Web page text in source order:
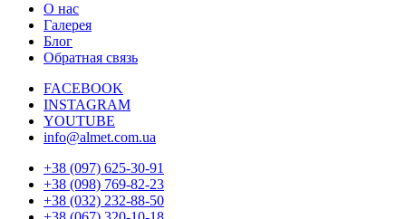
О нас
Галерея
Блог
Обратная связь
FACEBOOK
INSTAGRAM
YOUTUBE
info@almet.com.ua
+38 (097) 625-30-91
+38 (098) 769-82-23
+38 (032) 232-88-50